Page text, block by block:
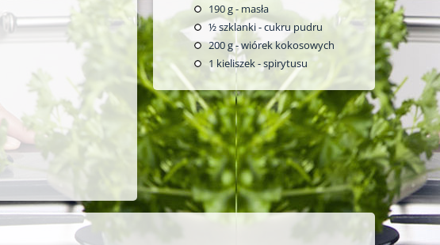
190g - masła
½szklanki - cukru pudru
200g - wiórek kokosowych
1 kieliszek - spirytusu